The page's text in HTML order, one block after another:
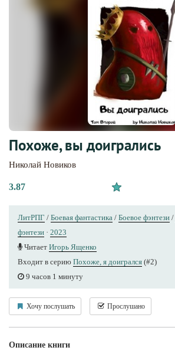
Похоже, вы доигрались
Николай Новиков
3.87
ЛитРПГ / Боевая фантастика / Боевое фэнтези /
фэнтези · 2023
Читает Игорь Ященко
Входит в серию Похоже, я доигрался (#2)
9 часов 1 минуту
Хочу послушать Прослушано
Описание книги